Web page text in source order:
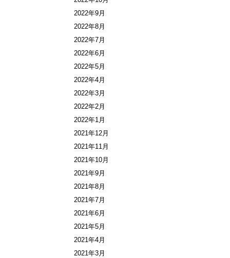
2022年9月
2022年8月
2022年7月
2022年6月
2022年5月
2022年4月
2022年3月
2022年2月
2022年1月
2021年12月
2021年11月
2021年10月
2021年9月
2021年8月
2021年7月
2021年6月
2021年5月
2021年4月
2021年3月